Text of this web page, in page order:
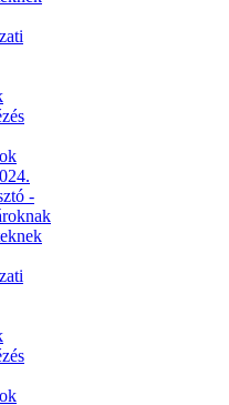
-